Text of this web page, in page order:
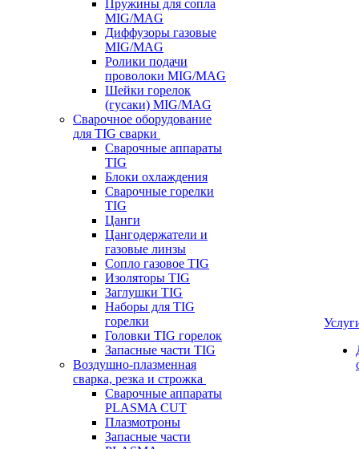
Пружины для сопла
MIG/MAG
Диффузоры газовые
MIG/MAG
Ролики подачи
проволоки MIG/MAG
Шейки горелок
(гусаки) MIG/MAG
Сварочное оборудование
для TIG сварки
Сварочные аппараты
TIG
Блоки охлаждения
Сварочные горелки
TIG
Цанги
Цангодержатели и
газовые линзы
Сопло газовое TIG
Изоляторы TIG
Заглушки TIG
Наборы для TIG
горелки
Головки TIG горелок
Запасные части TIG
Воздушно-плазменная
сварка, резка и строжка
Сварочные аппараты
PLASMA CUT
Плазмотроны
Запасные части